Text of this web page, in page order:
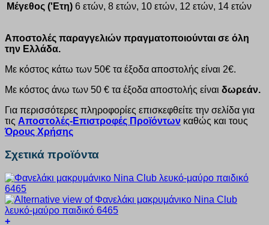
Μέγεθος ('Ετη) 6 ετών, 8 ετών, 10 ετών, 12 ετών, 14 ετών
Αποστολές παραγγελιών πραγματοποιούνται σε όλη
την Ελλάδα.
Με κόστος κάτω των 50€ τα έξοδα αποστολής είναι 2€.
Με κόστος άνω των 50 € τα έξοδα αποστολής είναι δωρεάν.
Για περισσότερες πληροφορίες επισκεφθείτε την σελίδα για
τις Αποστολές-Επιστροφές Προϊόντων καθώς και τους
Όρους Χρήσης
Σχετικά προϊόντα
+